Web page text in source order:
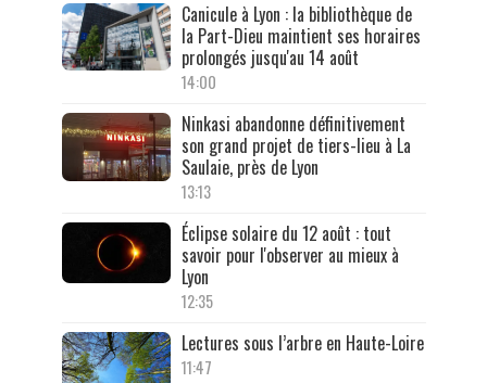
Canicule à Lyon : la bibliothèque de
la Part-Dieu maintient ses horaires
prolongés jusqu'au 14 août
14:00
Ninkasi abandonne définitivement
son grand projet de tiers-lieu à La
Saulaie, près de Lyon
13:13
Éclipse solaire du 12 août : tout
savoir pour l'observer au mieux à
Lyon
12:35
Lectures sous l’arbre en Haute-Loire
11:47